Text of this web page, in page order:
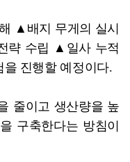
▲배지 무게의 실시
략 수립 ▲일사 누적
진행할 예정이다.
줄이고 생산량을 높
구축한다는 방침이